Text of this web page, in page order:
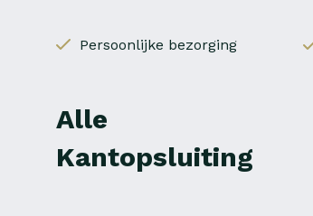
Persoonlijke bezorging
Alle
Kantopsluiting